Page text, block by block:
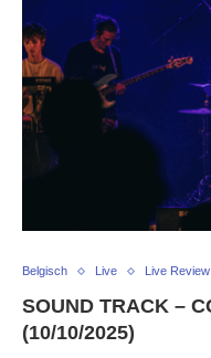
Belgisch Live Live Review
SOUND TRACK –
(10/10/2025)